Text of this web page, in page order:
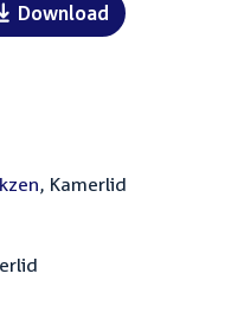
Download
, Kamerlid